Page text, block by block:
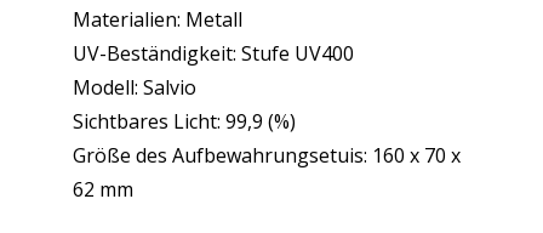
Materialien: Metall
UV-Beständigkeit: Stufe UV400
Modell: Salvio
Sichtbares Licht: 99,9 (%)
Größe des Aufbewahrungsetuis: 160 x 70 x
62 mm